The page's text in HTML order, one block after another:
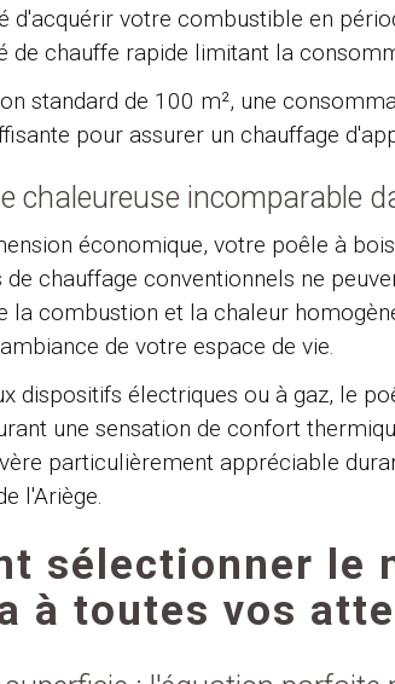
d'acquérir votre combustible en
de chauffe rapide limitant la
standard de 100 m², une
pour assurer un chauffage
chaleureuse incomparable
économique, votre poêle à
de chauffage conventionnels ne
la combustion et la chaleur
de votre espace de vie.
dispositifs électriques ou à gaz, le
une sensation de confort
particulièrement appréciable
l'Ariège.
sélectionner le
à toutes vos